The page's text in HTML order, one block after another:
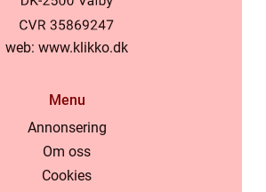
web: www.klikko.dk
Menu
Annonsering
Om oss
Cookies